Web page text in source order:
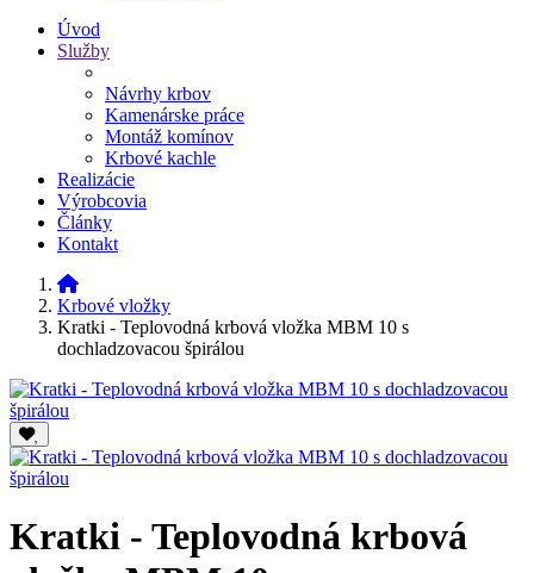
Úvod
Služby
Návrhy krbov
Kamenárske práce
Montáž komínov
Krbové kachle
Realizácie
Výrobcovia
Články
Kontakt
Krbové vložky
Kratki - Teplovodná krbová vložka MBM 10 s
dochladzovacou špirálou
Kratki - Teplovodná krbová